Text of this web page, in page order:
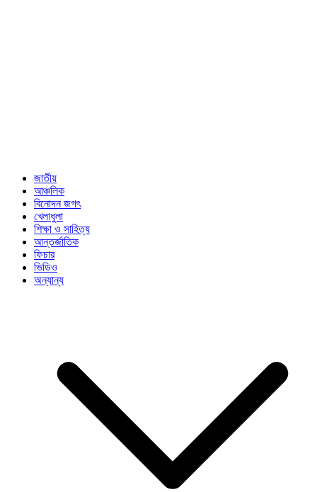
জাতীয়
আঞ্চলিক
বিনোদন জগৎ
খেলাধুলা
শিক্ষা ও সাহিত্য
আন্তর্জাতিক
ফিচার
ভিডিও
অন্যান্য